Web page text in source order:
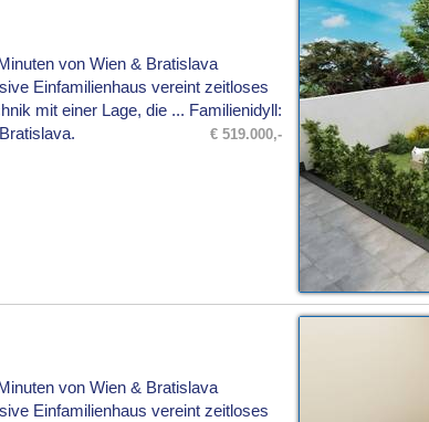
von Wien & Bratislava
Einfamilienhaus vereint zeitloses
mit einer Lage, die ... Familienidyll:
€ 519.000,-
von Wien & Bratislava
Einfamilienhaus vereint zeitloses